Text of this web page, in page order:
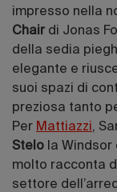
impresso nella
Chair di Jonas
della sedia
elegante e
suoi spazi di
preziosa tanto
Per Mattiazzi,
Stelo la
molto racconta
settore